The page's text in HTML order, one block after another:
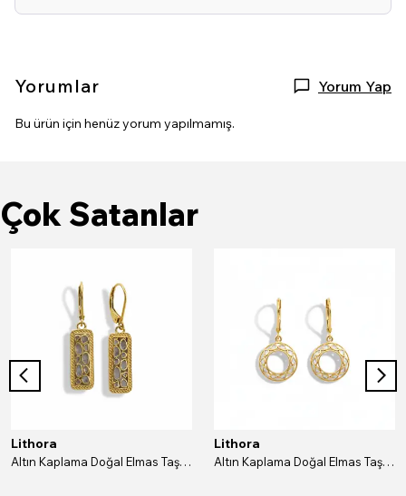
Yorumlar Yorum Yap
Bu ürün için henüz yorum yapılmamış.
Çok Satanlar
Lithora
Altın Kaplama Doğal Elmas Taşlı Dikdörtgen Gümüş Küpe
Lithora
Altın Kaplama Doğal Elmas Taşlı Yuvarlak Gümüş Küpe